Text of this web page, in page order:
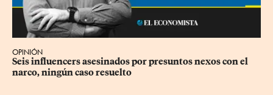
OPINIÓN
Seis influencers asesinados por presuntos nexos con el
narco, ningún caso resuelto